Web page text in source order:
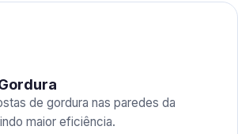
de gordura nas paredes da
maior eficiência.